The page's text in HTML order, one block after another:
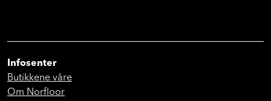
Infosenter
Butikkene våre
Om Norfloor